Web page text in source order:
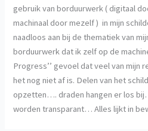
gebruik van borduurwerk ( digitaal
machinaal door mezelf ) in mijn
naadloos aan bij de thematiek van
borduurwerk dat ik zelf op de
Progress’’ gevoel dat veel van mijn
het nog niet af is. Delen van het
opzetten…. draden hangen er los
worden transparant… Alles lijkt in